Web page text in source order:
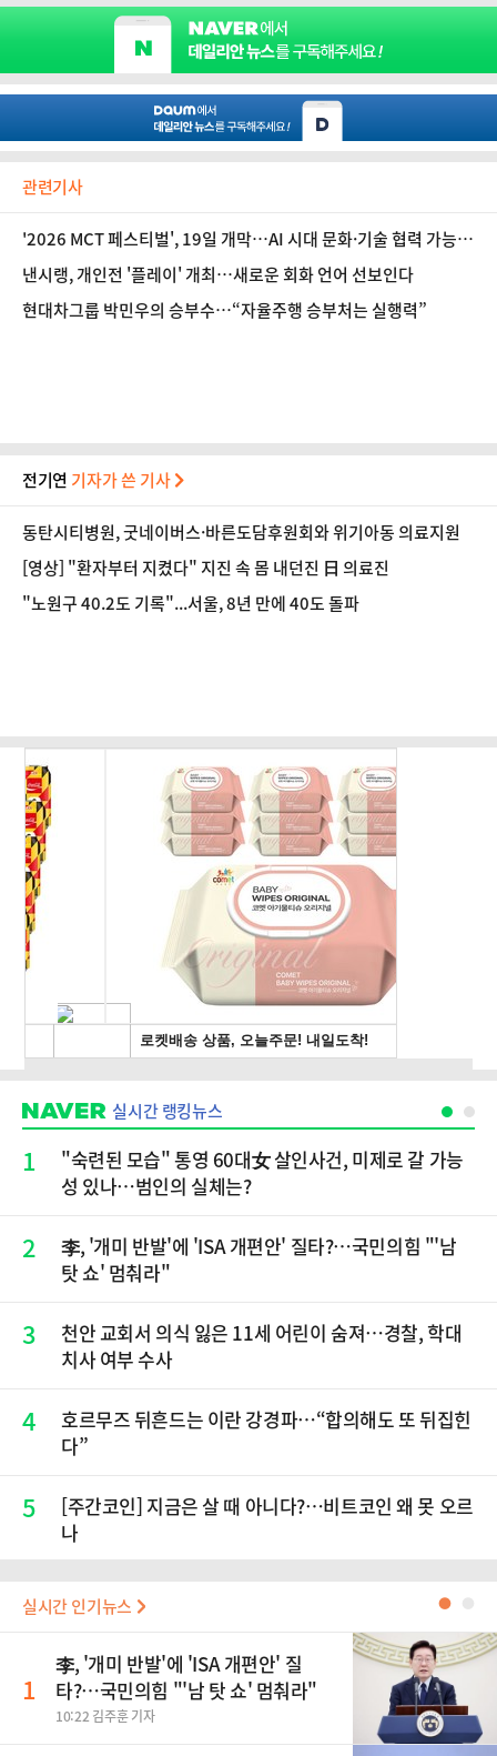
관련기사
'2026 MCT 페스티벌', 19일 개막…AI 시대 문화·기술 협력 가능
성 탐색
낸시랭, 개인전 '플레이' 개최…새로운 회화 언어 선보인다
현대차그룹 박민우의 승부수…“자율주행 승부처는 실행력”
전기연 기자가 쓴 기사
동탄시티병원, 굿네이버스·바른도담후원회와 위기아동 의료지원
[영상] "환자부터 지켰다" 지진 속 몸 내던진 日 의료진
"노원구 40.2도 기록"...서울, 8년 만에 40도 돌파
실시간 랭킹뉴스
1
"숙련된 모습" 통영 60대女 살인사건, 미제로 갈 가능
성 있나…범인의 실체는?
2
李, '개미 반발'에 'ISA 개편안' 질타?…국민의힘 "'남
탓 쇼' 멈춰라"
3
천안 교회서 의식 잃은 11세 어린이 숨져…경찰, 학대
치사 여부 수사
4
호르무즈 뒤흔드는 이란 강경파…“합의해도 또 뒤집힌
다”
5
[주간코인] 지금은 살 때 아니다?…비트코인 왜 못 오르
나
실시간 인기뉴스 ●
1
李, '개미 반발'에 'ISA 개편안' 질
타?…국민의힘 "'남 탓 쇼' 멈춰라"
10:22 김주훈 기자